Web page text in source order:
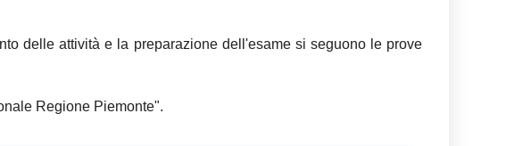
delle attività e la preparazione dell'esame si seguono le prove
Regione Piemonte".